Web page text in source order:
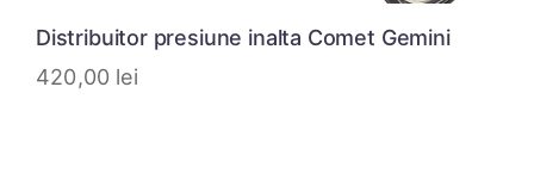
Distribuitor presiune inalta Comet Gemini
420,00 lei